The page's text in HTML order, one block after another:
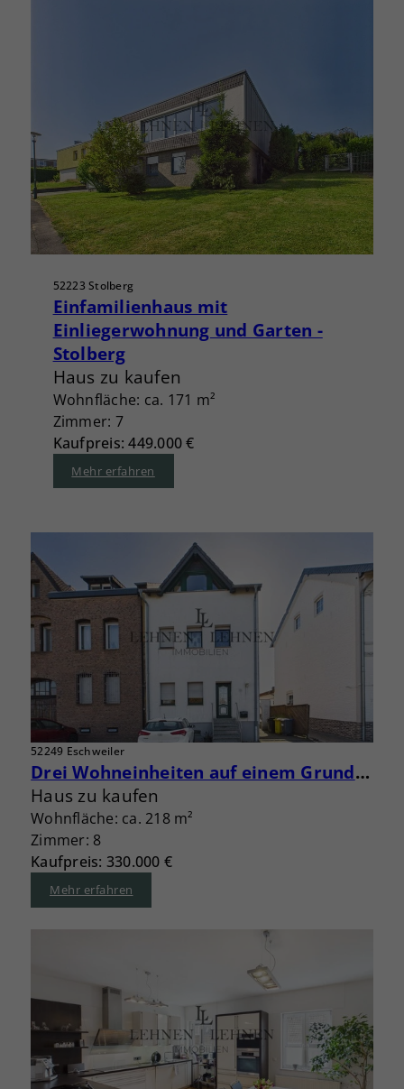
52223 Stolberg
Einfamilienhaus mit
Einliegerwohnung und Garten -
Stolberg
Haus zu kaufen
Wohnfläche: ca. 171 m²
Zimmer: 7
Kaufpreis: 449.000 €
Mehr erfahren
52249 Eschweiler
Drei Wohneinheiten auf einem Grundstück – Eigennutzung und Vermietung kombinieren
Haus zu kaufen
Wohnfläche: ca. 218 m²
Zimmer: 8
Kaufpreis: 330.000 €
Mehr erfahren